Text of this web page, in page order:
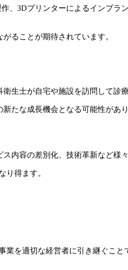
、3Dプリンターによるインプ
ることが期待されています。
生士が自宅や施設を訪問して診
たな成長機会となる可能性があり
内容の差別化、技術革新など様
り得ます。
を適切な経営者に引き継ぐこと